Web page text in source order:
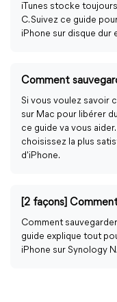
iTunes stocke
C. Suivez ce guide
iPhone sur disque dur
Si vous voulez savoir
sur Mac pour libérer
ce guide va vous
choisissez la plus
d'iPhone.
Comment
guide explique tout
iPhone sur Synology